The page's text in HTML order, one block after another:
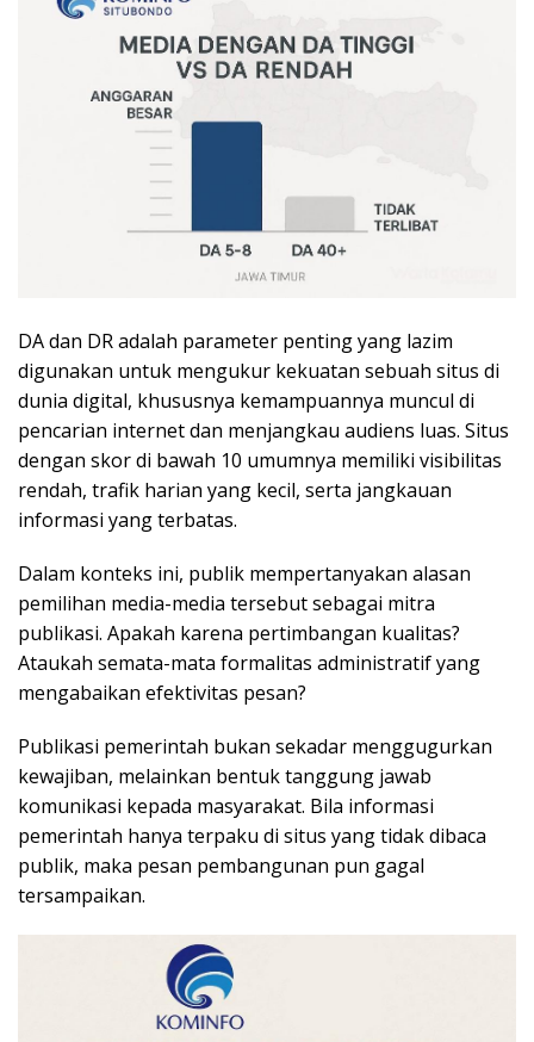
DA dan DR adalah parameter penting yang lazim
digunakan untuk mengukur kekuatan sebuah situs di
dunia digital, khususnya kemampuannya muncul di
pencarian internet dan menjangkau audiens luas. Situs
dengan skor di bawah 10 umumnya memiliki visibilitas
rendah, trafik harian yang kecil, serta jangkauan
informasi yang terbatas.
Dalam konteks ini, publik mempertanyakan alasan
pemilihan media-media tersebut sebagai mitra
publikasi. Apakah karena pertimbangan kualitas?
Ataukah semata-mata formalitas administratif yang
mengabaikan efektivitas pesan?
Publikasi pemerintah bukan sekadar menggugurkan
kewajiban, melainkan bentuk tanggung jawab
komunikasi kepada masyarakat. Bila informasi
pemerintah hanya terpaku di situs yang tidak dibaca
publik, maka pesan pembangunan pun gagal
tersampaikan.